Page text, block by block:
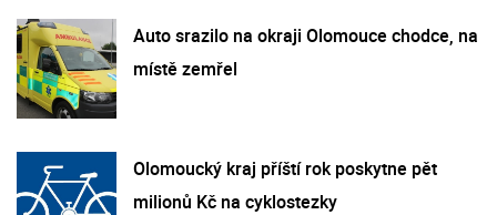
Auto srazilo na okraji Olomouce chodce, na
místě zemřel
Olomoucký kraj příští rok poskytne pět
milionů Kč na cyklostezky